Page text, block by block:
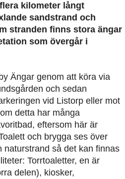
kilometer långt
sandstrand och
stranden finns stora ängar
som övergår i
Ängar genom att köra via
och sedan
vid Listorp eller mot
detta har många
eftersom här är
och brygga ses över
naturstrand så det kan finnas
Torrtoaletter, en är
delen), kiosker,